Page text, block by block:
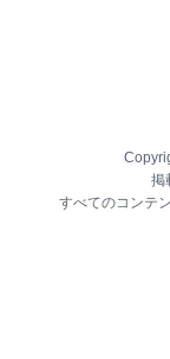
掲
すべてのコンテ